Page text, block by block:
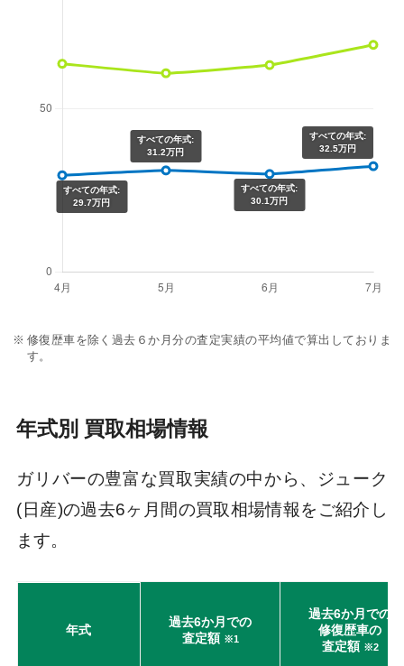
修復歴車を除く過去６か月分の査定実績の平均値で算出しておりま
す。
すべての年式:
29.7万円
すべての年式:
31.2万円
すべての年式:
30.1万円
すべての年式:
32.5万円
年式別 買取相場情報
ガリバーの豊富な買取実績の中から、ジューク
(日産)の過去6ヶ月間の買取相場情報をご紹介し
ます。
年式
過去6か月での
査定額 ※1
過去6か月での
修復歴車の
査定額 ※2